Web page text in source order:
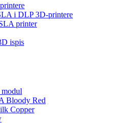
i DLP 3D-printere
printer
ispis
modul
Bloody Red
Copper